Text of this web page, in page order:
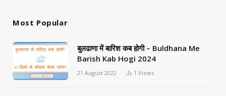
Most Popular
बुलढाणा में बारिश कब होगी – Buldhana Me
Barish Kab Hogi 2024
21 August 2022 1 Views